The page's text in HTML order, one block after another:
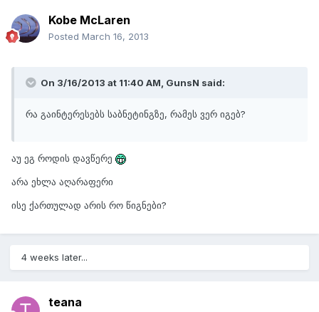
Kobe McLaren
Posted March 16, 2013
On 3/16/2013 at 11:40 AM, GunsN said:
რა გაინტერესებს საბნეტინგზე, რამეს ვერ იგებ?
აუ ეგ როდის დავწერე
არა ეხლა აღარაფერი
ისე ქართულად არის რო წიგნები?
4 weeks later...
teana